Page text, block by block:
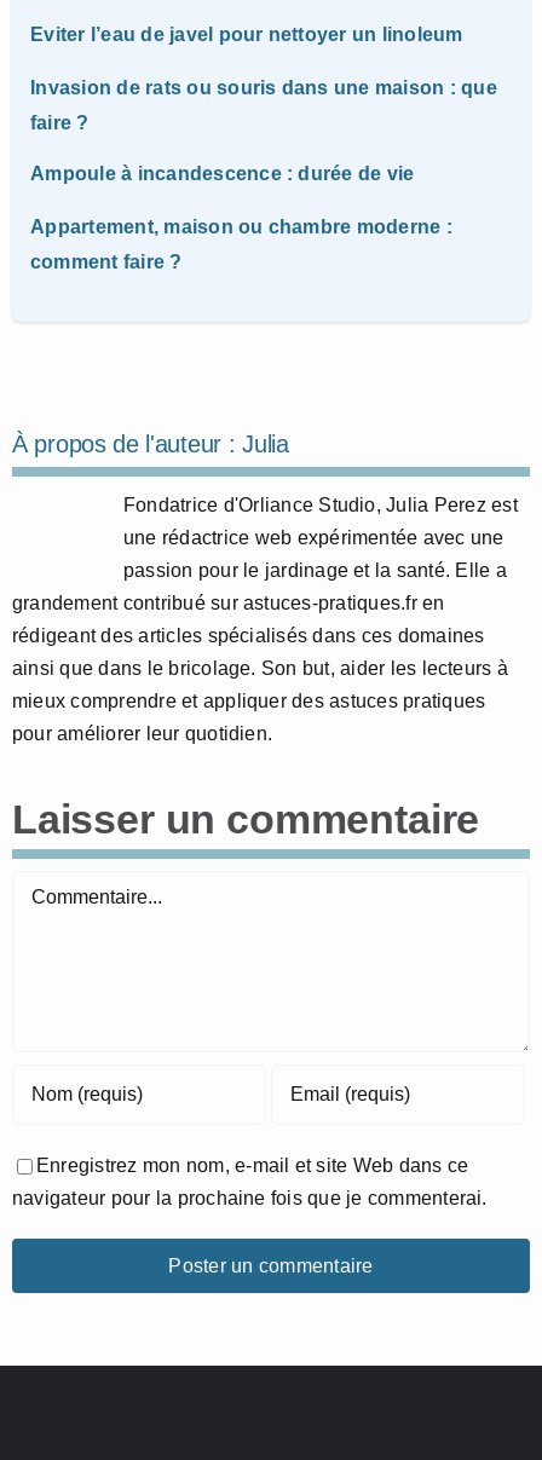
Eviter l’eau de javel pour nettoyer un linoleum
Invasion de rats ou souris dans une maison : que
faire ?
Ampoule à incandescence : durée de vie
Appartement, maison ou chambre moderne :
comment faire ?
À propos de l'auteur :Julia
Fondatrice d'Orliance Studio, Julia Perez est
une rédactrice web expérimentée avec une
passion pour le jardinage et la santé. Elle a
grandement contribué sur astuces-pratiques.fr en
rédigeant des articles spécialisés dans ces domaines
ainsi que dans le bricolage. Son but, aider les lecteurs à
mieux comprendre et appliquer des astuces pratiques
pour améliorer leur quotidien.
Laisser un commentaire
Commentaire
Enregistrez mon nom, e-mail et site Web dans ce
navigateur pour la prochaine fois que je commenterai.